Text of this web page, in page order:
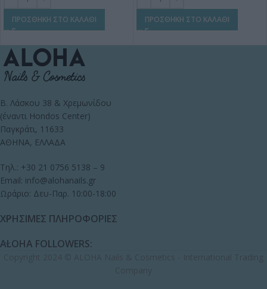
ΠΡΟΣΘΗΚΗ ΣΤΟ ΚΑΛΑΘΙ ΠΡΟΣΘΗΚΗ ΣΤΟ ΚΑΛΑΘΙ
Β. Λάσκου 38 & Χρεμωνίδου
(έναντι Hondos Center)
Παγκράτι, 11633
ΑΘΗΝΑ, ΕΛΛΑΔΑ
Τηλ.: +30 21 0756 5138 – 9
Email: info@alohanails.gr
Ωράριο: Δευ-Παρ. 10:00-18:00
ΧΡΗΣΙΜΕΣ ΠΛΗΡΟΦΟΡΙΕΣ
ALOHA FOLLOWERS: